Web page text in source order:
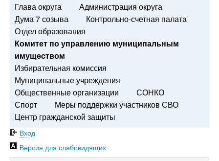
Глава округа
Администрация округа
Дума 7 созыва
Контрольно-счетная палата
Отдел образования
Комитет по управлению муниципальным
имуществом
Избирательная комиссия
Муниципальные учреждения
Общественные организации
СОНКО
Спорт
Меры поддержки участников СВО
Центр гражданской защиты
Вход
Версия для слабовидящих